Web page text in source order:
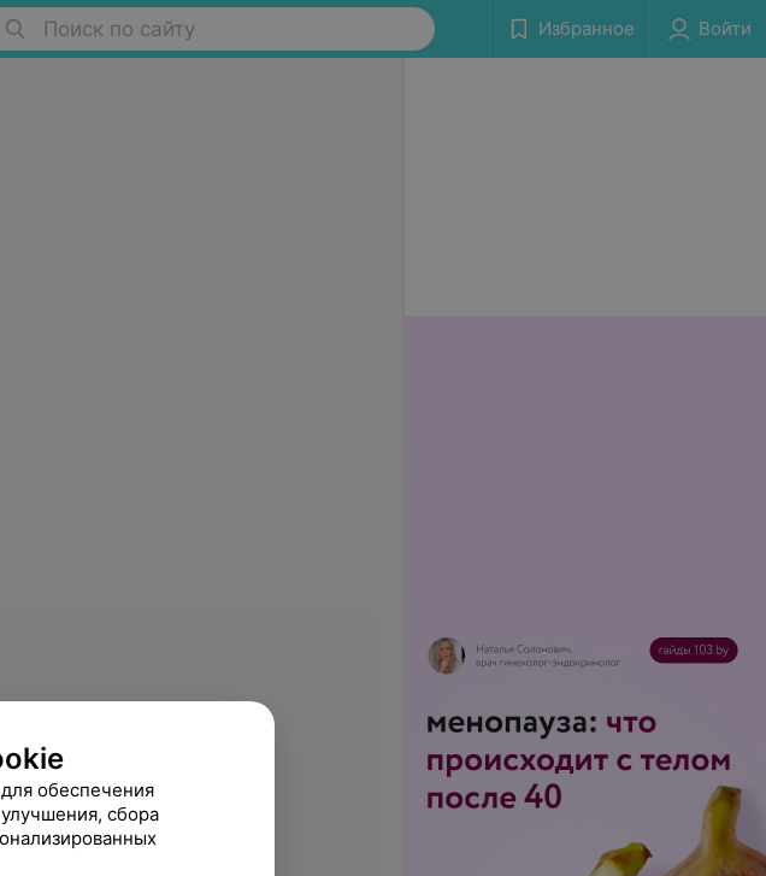
Поиск по сайту Избранное Войти
Смесь пищевых аллергенов
57,14 руб.
Смесь пищевых аллергенов
3: свинина, куриное мясо,
говядина, баранина, IgE
44,42 руб.
обеспечения
сбора